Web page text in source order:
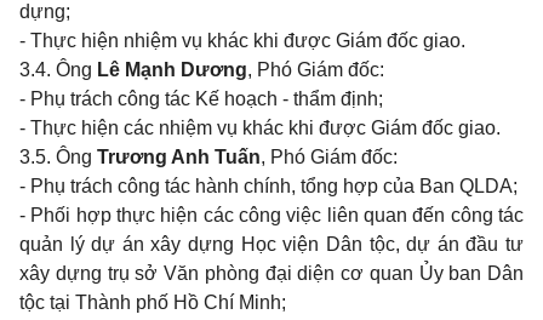
dựng;
- Thực hiện nhiệm vụ khác khi được Giám đốc giao.
3.4. Ông Lê Mạnh Dương, Phó Giám đốc:
- Phụ trách công tác Kế hoạch - thẩm định;
- Thực hiện các nhiệm vụ khác khi được Giám đốc giao.
3.5. Ông Trương Anh Tuấn, Phó Giám đốc:
- Phụ trách công tác hành chính, tổng hợp của Ban QLDA;
- Phối hợp thực hiện các công việc liên quan đến công tác
quản lý dự án xây dựng Học viện Dân tộc, dự án đầu tư
xây dựng trụ sở Văn phòng đại diện cơ quan Ủy ban Dân
tộc tại Thành phố Hồ Chí Minh;